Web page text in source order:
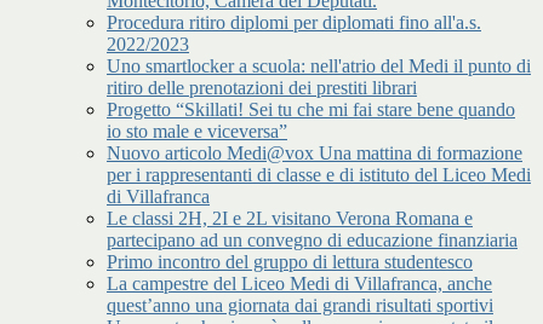
Procedura ritiro diplomi per diplomati fino all'a.s.
2022/2023
Uno smartlocker a scuola: nell'atrio del Medi il punto di
ritiro delle prenotazioni dei prestiti librari
Progetto “Skillati! Sei tu che mi fai stare bene quando
io sto male e viceversa”
Nuovo articolo Medi@vox Una mattina di formazione
per i rappresentanti di classe e di istituto del Liceo Medi
di Villafranca
Le classi 2H, 2I e 2L visitano Verona Romana e
partecipano ad un convegno di educazione finanziaria
Primo incontro del gruppo di lettura studentesco
La campestre del Liceo Medi di Villafranca, anche
quest’anno una giornata dai grandi risultati sportivi